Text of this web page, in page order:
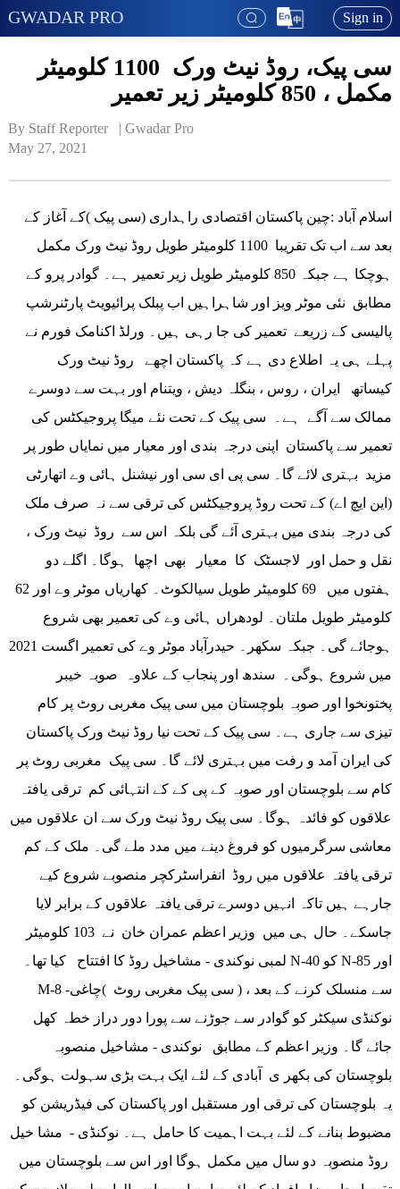
GWADAR PRO Sign in
سی پیک، روڈ نیٹ ورک 1100 کلومیٹر
مکمل ، 850 کلومیٹر زیر تعمیر
By Staff Reporter   | Gwadar Pro
May 27, 2021
اسلام آباد :چین پاکستان اقتصادی راہداری (سی پیک )کے آغاز کے
بعد سے اب تک تقریبا 1100 کلومیٹر طویل روڈ نیٹ ورک مکمل
ہوچکا ہے جبکہ 850 کلومیٹر طویل زیر تعمیر ہے۔ گوادر پرو کے
مطابق نئی موٹر ویز اور شاہراہیں اب پبلک پرائیویٹ پارٹنرشپ
پالیسی کے زریعے تعمیر کی جا رہی ہیں۔ ورلڈ اکنامک فورم نے
پہلے ہی یہ اطلاع دی ہے کہ پاکستان اچھے روڈ نیٹ ورک
کیساتھ ایران ، روس ، بنگلہ دیش ، ویتنام اور بہت سے دوسرے
ممالک سے آگے ہے۔ سی پیک کے تحت نئے میگا پروجیکٹس کی
تعمیر سے پاکستان اپنی درجہ بندی اور معیار میں نمایاں طور پر
مزید بہتری لائے گا۔ سی پی ای سی اور نیشنل ہائی وے اتھارٹی
(این ایچ اے) کے تحت روڈ پروجیکٹس کی ترقی سے نہ صرف ملک
کی درجہ بندی میں بہتری آئے گی بلکہ اس سے روڈ نیٹ ورک ،
نقل و حمل اور لاجسٹک کا معیار بھی اچھا ہوگا۔ اگلے دو
ہفتوں میں 69 کلومیٹر طویل سیالکوٹ۔ کھاریاں موٹر وے اور 62
کلومیٹر طویل ملتان۔ لودھراں ہائی وے کی تعمیر بھی شروع
ہوجائے گی۔ جبکہ سکھر۔ حیدرآباد موٹر وے کی تعمیر اگست 2021
میں شروع ہوگی۔ سندھ اور پنجاب کے علاوہ صوبہ خیبر
پختونخوا اور صوبہ بلوچستان میں سی پیک مغربی روٹ پر کام
تیزی سے جاری ہے۔ سی پیک کے تحت نیا روڈ نیٹ ورک پاکستان
کی ایران آمد و رفت میں بہتری لائے گا۔ سی پیک مغربی روٹ پر
کام سے بلوچستان اور صوبہ کے پی کے کے انتہائی کم ترقی یافتہ
علاقوں کو فائدہ ہوگا۔ سی پیک روڈ نیٹ ورک سے ان علاقوں میں
معاشی سرگرمیوں کو فروغ دینے میں مدد ملے گی۔ ملک کے کم
ترقی یافتہ علاقوں میں روڈ انفراسٹرکچر منصوبے شروع کیے
جارہے ہیں تاکہ انہیں دوسرے ترقی یافتہ علاقوں کے برابر لایا
جاسکے۔ حال ہی میں وزیر اعظم عمران خان نے 103 کلومیٹر
لمبی نوکندی - مشاخیل روڈ کا افتتاح کیا تھا۔ N-40 کو N-85 اور
M-8 سے منسلک کرنے کے بعد ، ( سی پیک مغربی روٹ )چاغی-
نوکنڈی سیکٹر کو گوادر سے جوڑنے سے پورا دور دراز خطہ کھل
جائے گا۔ وزیر اعظم کے مطابق نوکندی - مشاخیل منصوبہ
بلوچستان کی بکھر ی آبادی کے لئے ایک بہت بڑی سہولت ہوگی۔
یہ بلوچستان کی ترقی اور مستقبل اور پاکستان کی فیڈریشن کو
مضبوط بنانے کے لئے بہت اہمیت کا حامل ہے۔ نوکنڈی - مشا خیل
روڈ منصوبہ دو سال میں مکمل ہوگا اور اس سے بلوچستان میں